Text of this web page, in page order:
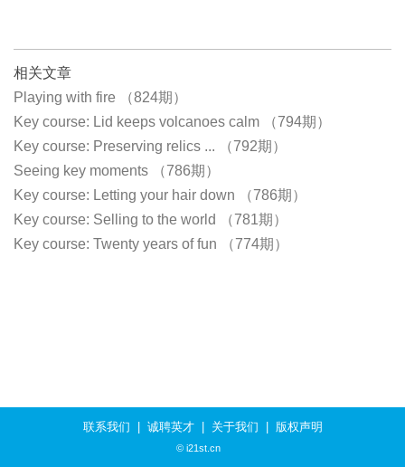
相关文章
Playing with fire （824期）
Key course: Lid keeps volcanoes calm （794期）
Key course: Preserving relics ... （792期）
Seeing key moments （786期）
Key course: Letting your hair down （786期）
Key course: Selling to the world （781期）
Key course: Twenty years of fun （774期）
联系我们 诚聘英才| 关于我们 版权声明
© i21st.cn